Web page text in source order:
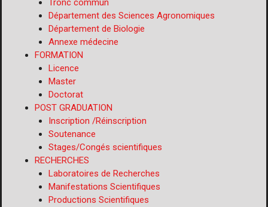
Tronc commun
Département des Sciences Agronomiques
Département de Biologie
Annexe médecine
FORMATION
Licence
Master
Doctorat
POST GRADUATION
Inscription /Réinscription
Soutenance
Stages/Congés scientifiques​
RECHERCHES
Laboratoires de Recherches
Manifestations Scientifiques
Productions Scientifiques